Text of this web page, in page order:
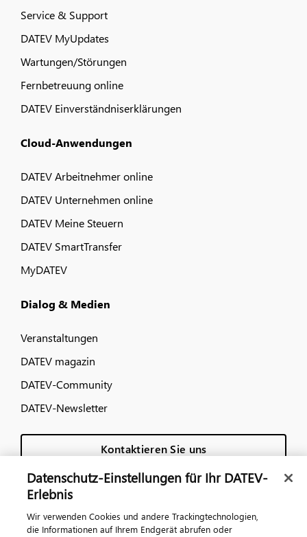
Service & Support
DATEV MyUpdates
Wartungen/Störungen
Fernbetreuung online
DATEV Einverständniserklärungen
Cloud-Anwendungen
DATEV Arbeitnehmer online
DATEV Unternehmen online
DATEV Meine Steuern
DATEV SmartTransfer
MyDATEV
Dialog & Medien
Veranstaltungen
DATEV magazin
DATEV-Community
DATEV-Newsletter
Kontaktieren Sie uns
Datenschutz-Einstellungen für Ihr DATEV-
Erlebnis
Wir verwenden Cookies und andere Trackingtechnologien,
die Informationen auf Ihrem Endgerät abrufen oder